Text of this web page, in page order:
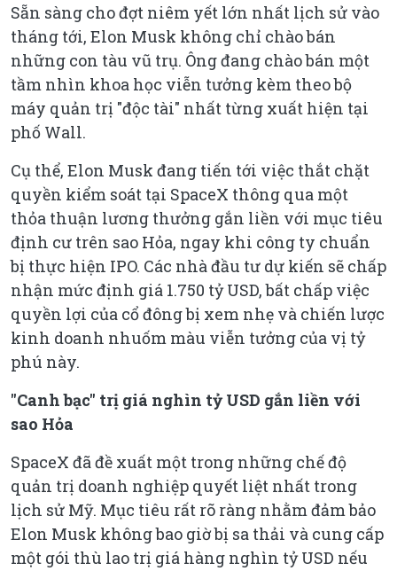
Sẵn sàng cho đợt niêm yết lớn nhất lịch sử vào
tháng tới, Elon Musk không chỉ chào bán
những con tàu vũ trụ. Ông đang chào bán một
tầm nhìn khoa học viễn tưởng kèm theo bộ
máy quản trị "độc tài" nhất từng xuất hiện tại
phố Wall.
Cụ thể, Elon Musk đang tiến tới việc thắt chặt
quyền kiểm soát tại SpaceX thông qua một
thỏa thuận lương thưởng gắn liền với mục tiêu
định cư trên sao Hỏa, ngay khi công ty chuẩn
bị thực hiện IPO. Các nhà đầu tư dự kiến sẽ chấp
nhận mức định giá 1.750 tỷ USD, bất chấp việc
quyền lợi của cổ đông bị xem nhẹ và chiến lược
kinh doanh nhuốm màu viễn tưởng của vị tỷ
phú này.
"Canh bạc" trị giá nghìn tỷ USD gắn liền với
sao Hỏa
SpaceX đã đề xuất một trong những chế độ
quản trị doanh nghiệp quyết liệt nhất trong
lịch sử Mỹ. Mục tiêu rất rõ ràng nhằm đảm bảo
Elon Musk không bao giờ bị sa thải và cung cấp
một gói thù lao trị giá hàng nghìn tỷ USD nếu